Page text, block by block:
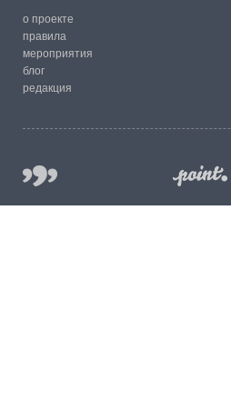
о проекте
правила
мероприятия
блог
редакция